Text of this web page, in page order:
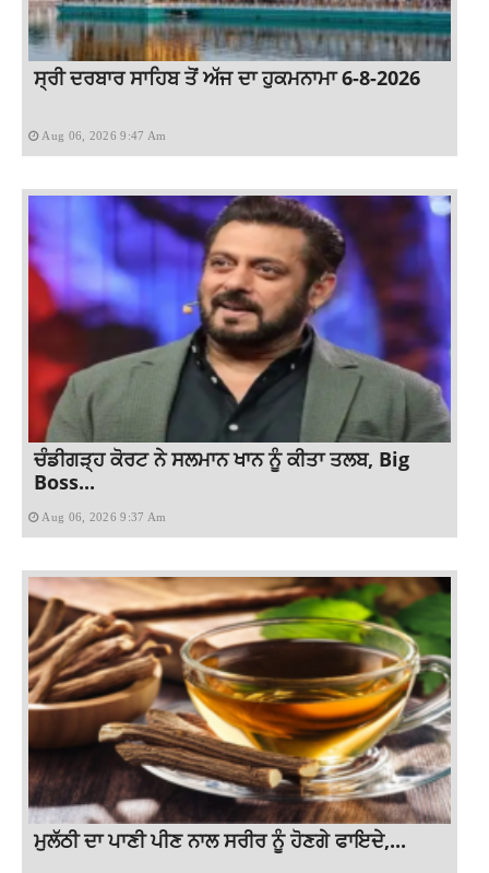
ਸ੍ਰੀ ਦਰਬਾਰ ਸਾਹਿਬ ਤੋਂ ਅੱਜ ਦਾ ਹੁਕਮਨਾਮਾ 6-8-2026
Aug 06, 2026 9:47 Am
ਚੰਡੀਗੜ੍ਹ ਕੋਰਟ ਨੇ ਸਲਮਾਨ ਖਾਨ ਨੂੰ ਕੀਤਾ ਤਲਬ, Big
Boss...
Aug 06, 2026 9:37 Am
ਮੁਲੱਠੀ ਦਾ ਪਾਣੀ ਪੀਣ ਨਾਲ ਸਰੀਰ ਨੂੰ ਹੋਣਗੇ ਫਾਇਦੇ,...